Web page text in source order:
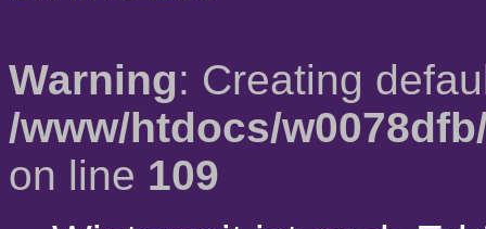
Warning: Creating
/www/htdocs/
on line 109